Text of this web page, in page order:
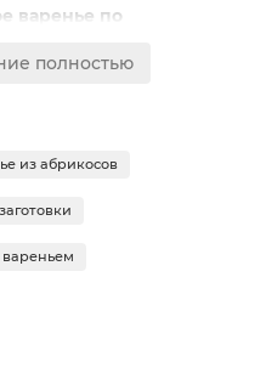
варенье по
термической обработки
консервантов,
жидкая и не чрезмерно
витаминов.
полностью
из абрикосов
вареньем